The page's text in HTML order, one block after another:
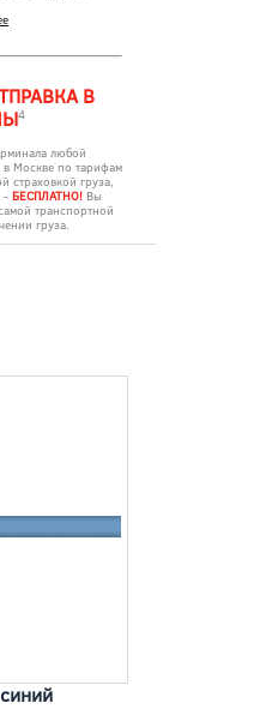
В
4
любой
Москве по тарифам
страховкой груза,
- БЕСПЛАТНО!Вы
транспортной
груза.